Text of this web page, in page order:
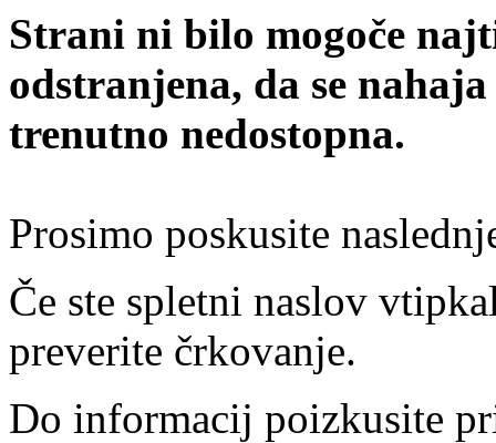
Strani ni bilo mogoče
odstranjena, da se
trenutno nedostopna.
Prosimo poskusite
Če ste spletni naslov
preverite črkovanje.
Do informacij poizkusite